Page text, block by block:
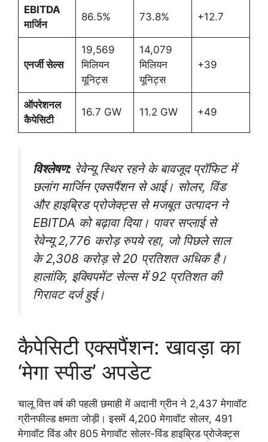
EBITDA
मार्जिन
86.5% 73.8% +12.7
एनर्जी सेल्स
19,569
मिलियन
यूनिट्स
14,079
मिलियन
यूनिट्स
+39
ऑपरेशनल
कैपेसिटी
16.7 GW 11.2 GW +49
विश्लेषण: रेवेन्यू स्थिर रहने के बावजूद प्रॉफिट में
छलांग मार्जिन एक्सपैंशन से आई। सोलर, विंड
और हाइब्रिड प्रोजेक्ट्स से मजबूत उत्पादन ने
EBITDA को बढ़ावा दिया। पावर सप्लाई से
रेवेन्यू 2,776 करोड़ रुपये रहा, जो पिछले साल
के 2,308 करोड़ से 20 प्रतिशत अधिक है।
हालांकि, इक्विपमेंट सेल्स में 92 प्रतिशत की
गिरावट दर्ज हुई।
कैपेसिटी एक्सपैंशन: खावड़ा का
‘मेगा स्पीड’ अपडेट
चालू वित्त वर्ष की पहली छमाही में अदानी ग्रीन ने 2,437 मेगावॉट
ग्रीनफील्ड क्षमता जोड़ी। इसमें 4,200 मेगावॉट सोलर, 491
मेगावॉट विंड और 805 मेगावॉट सोलर-विंड हाइब्रिड प्रोजेक्ट्स